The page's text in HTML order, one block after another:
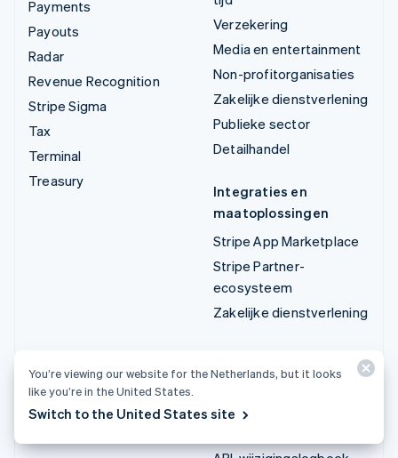
Payments
Payouts
Radar
Revenue Recognition
Stripe Sigma
Tax
Terminal
Treasury
Verzekering
Media en entertainment
Non-profitorganisaties
Zakelijke dienstverlening
Publieke sector
Detailhandel
Integraties en
maatoplossingen
Stripe App Marketplace
Stripe Partner-
ecosysteem
Zakelijke dienstverlening
Documentatie
API-documentatie
You’re viewing our website for the Netherlands, but it looks
like you’re in the United States.
Switch to the United States site